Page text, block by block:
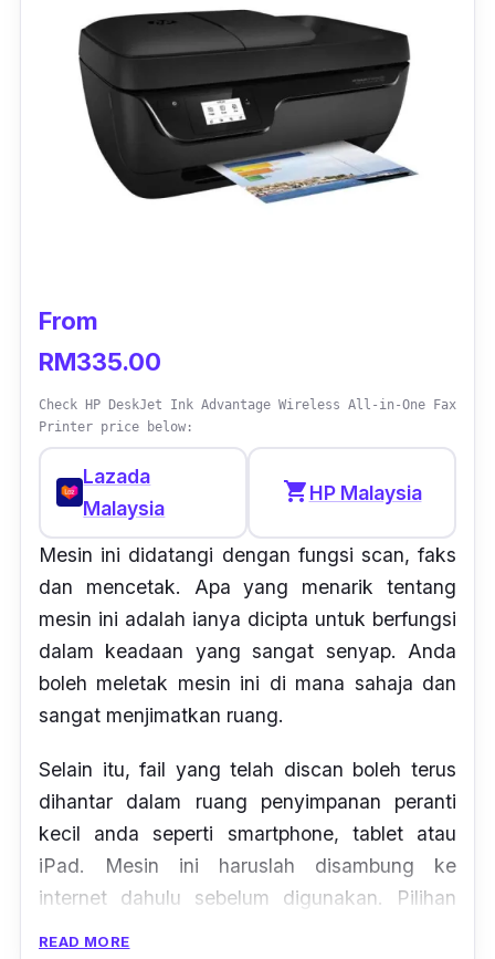
From
RM335.00
Check HP DeskJet Ink Advantage Wireless All-in-One Fax
Printer price below:
Lazada
Malaysia
shopping_cartHP Malaysia
Mesin ini didatangi dengan fungsi scan, faks
dan mencetak. Apa yang menarik tentang
mesin ini adalah ianya dicipta untuk berfungsi
dalam keadaan yang sangat senyap. Anda
boleh meletak mesin ini di mana sahaja dan
sangat menjimatkan ruang.
Selain itu, fail yang telah discan boleh terus
dihantar dalam ruang penyimpanan peranti
kecil anda seperti smartphone, tablet atau
iPad. Mesin ini haruslah disambung ke
internet dahulu sebelum digunakan. Pilihan
READ MORE